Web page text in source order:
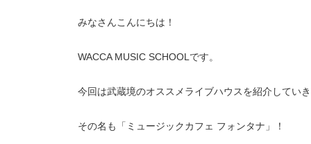
みなさんこんにちは！
WACCA MUSIC SCHOOLです。
今回は武蔵境のオススメライブハウスを紹介してい
その名も「ミュージックカフェ フォンタナ」！